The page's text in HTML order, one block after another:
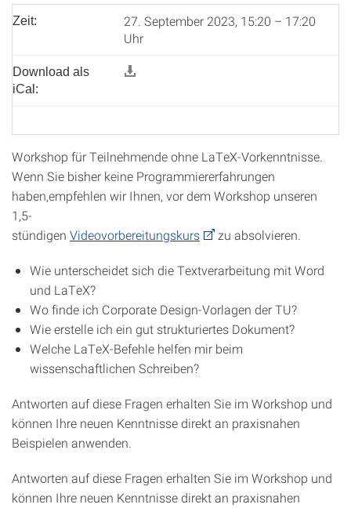
Zeit:
27. September 2023, 15:20 – 17:20
Uhr
Download als
iCal:
Workshop für Teilnehmende ohne LaTeX-Vorkenntnisse.
Wenn Sie bisher keine Programmiererfahrungen
haben,empfehlen wir Ihnen, vor dem Workshop unseren
1,5-
stündigen Videovorbereitungskurs zu absolvieren.
Wie unterscheidet sich die Textverarbeitung mit Word
und LaTeX?
Wo finde ich Corporate Design-Vorlagen der TU?
Wie erstelle ich ein gut strukturiertes Dokument?
Welche LaTeX-Befehle helfen mir beim
wissenschaftlichen Schreiben?
Antworten auf diese Fragen erhalten Sie im Workshop und
können Ihre neuen Kenntnisse direkt an praxisnahen
Beispielen anwenden.
Antworten auf diese Fragen erhalten Sie im Workshop und
können Ihre neuen Kenntnisse direkt an praxisnahen